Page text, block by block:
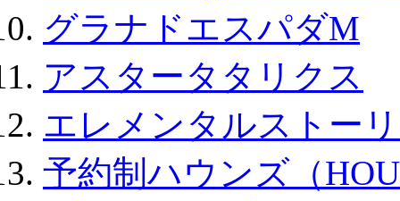
グラナドエスパダM
アスタータタリクス
エレメンタルストー
予約制ハウンズ（